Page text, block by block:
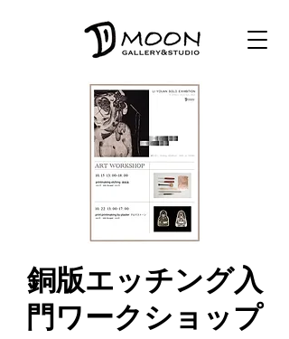
銅版エッチング入
門ワークショップ